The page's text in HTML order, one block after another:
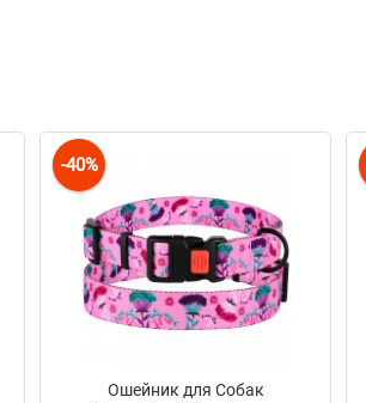
-40%
Ошейник для Собак